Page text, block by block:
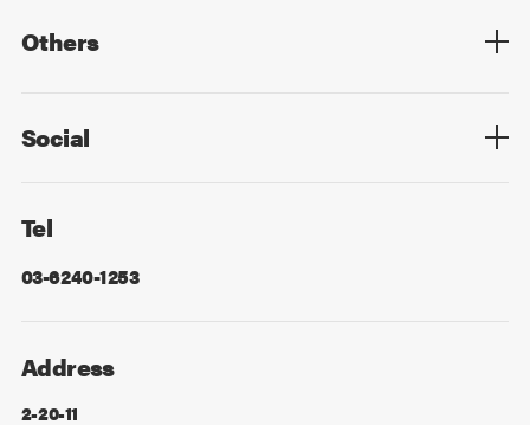
Others
Social
Tel
03-6240-1253
Address
2-20-11